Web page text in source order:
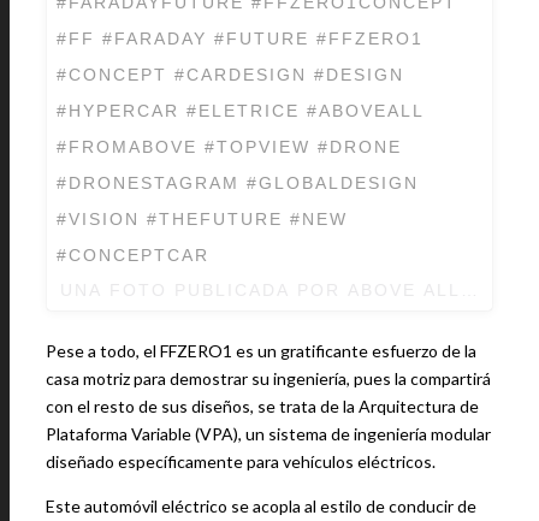
#FF #FARADAY #FUTURE #FFZERO1
#CONCEPT #CARDESIGN #DESIGN
#HYPERCAR #ELETRICE #ABOVEALL
#FROMABOVE #TOPVIEW #DRONE
#DRONESTAGRAM #GLOBALDESIGN
#VISION #THEFUTURE #NEW
#CONCEPTCAR
Pese a todo, el FFZERO1 es un gratificante esfuerzo de la
casa motriz para demostrar su ingeniería, pues la compartirá
con el resto de sus diseños, se trata de la Arquitectura de
Plataforma Variable (VPA), un sistema de ingeniería modular
diseñado específicamente para vehículos eléctricos.
Este automóvil eléctrico se acopla al estilo de conducir de